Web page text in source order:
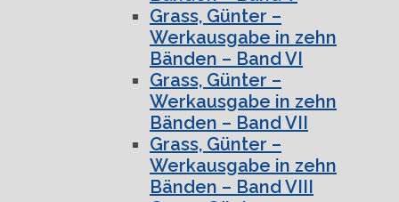
Grass, Günter –
Werkausgabe in zehn
Bänden – Band VI
Grass, Günter –
Werkausgabe in zehn
Bänden – Band VII
Grass, Günter –
Werkausgabe in zehn
Bänden – Band VIII